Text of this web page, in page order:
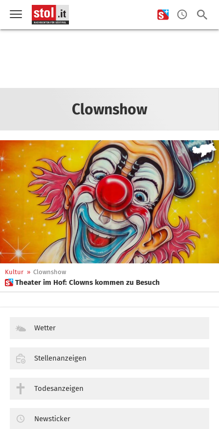
Clownshow
Kultur » Clownshow
 Theater im Hof: Clowns kommen zu Besuch
Wetter
Stellenanzeigen
Todesanzeigen
Newsticker